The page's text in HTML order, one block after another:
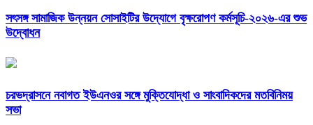
সৎসঙ্গ সামাজিক উন্নয়ন সোসাইটির উদ্যোগে বৃক্ষরোপণ কর্মসূচি-২০২৬-এর শুভ
উদ্বোধন
চরভদ্রাসনে নবাগত ইউএনওর সঙ্গে মুক্তিযোদ্ধা ও সাংবাদিকদের মতবিনিময়
সভা